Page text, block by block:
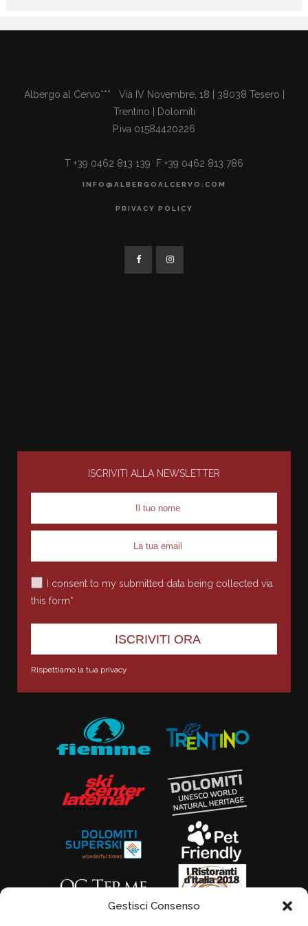
Gestisci Consenso
Albergo al Cervo*** Via IV Novembre, 18 | 38038 Tesero |
Trentino | Dolomiti
P.iva 01584420226
T +39 0462 813 139 F +39 0462 813 786
INFO@ALBERGOALCERVO.COM
PRIVACY POLICY
ISCRIVITI ALLA NEWSLETTER
I consent to my submitted data being collected via
this form*
Rispettiamo la tua privacy